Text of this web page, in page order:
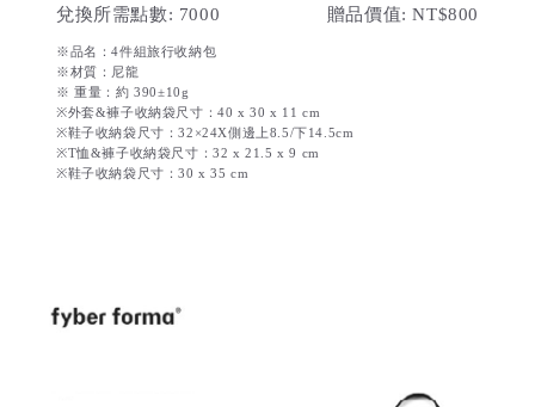
兌換所需點數: 7000 贈品價值: NT$800
※品名：4件組旅行收納包
※材質：尼龍
※ 重量：約 390±10g
※外套&褲子收納袋尺寸：40 x 30 x 11 cm
※鞋子收納袋尺寸：32×24X側邊上8.5/下14.5cm
※T恤&褲子收納袋尺寸：32 x 21.5 x 9 cm
※鞋子收納袋尺寸：30 x 35 cm